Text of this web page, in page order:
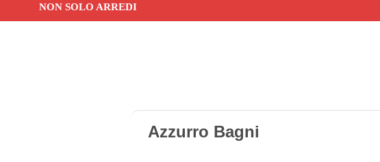
NON SOLO ARREDI
Azzurro Bagni